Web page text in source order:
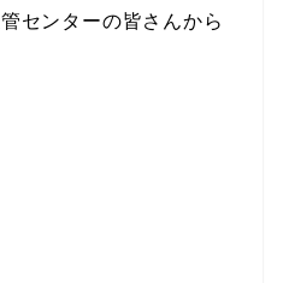
センターの皆さんから